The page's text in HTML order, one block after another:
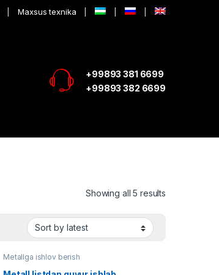
Maxsus texnika
+99893 381 6699
+99893 382 6699
Showing all 5 results
Metallga ishlov berish